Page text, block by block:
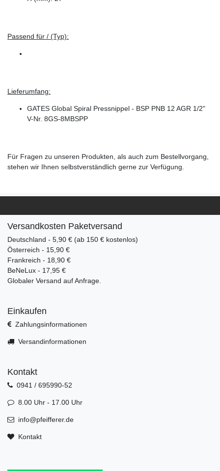
Passend für / (Typ):
Lieferumfang:
GATES Global Spiral Pressnippel - BSP PNB 12 AGR 1/2"
V-Nr. 8GS-8MBSPP
Für Fragen zu unseren Produkten, als auch zum Bestellvorgang,
stehen wir Ihnen selbstverständlich gerne zur Verfügung.
Versandkosten Paketversand
Deutschland - 5,90 € (ab 150 € kostenlos)
Österreich - 15,90 €
Frankreich - 18,90 €
BeNeLux - 17,95 €
Globaler Versand auf Anfrage.
Einkaufen
Zahlungsinformationen
Versandinformationen
Kontakt
0941 / 695990-52
8.00 Uhr - 17.00 Uhr
info@pfeifferer.de
Kontakt